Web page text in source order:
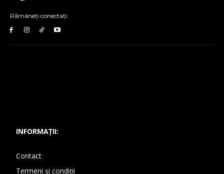
Rămâneți conectați:
INFORMAȚII:
Contact
Termeni și condiții